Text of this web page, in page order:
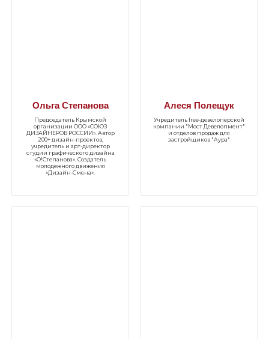
Ольга Степанова
Председатель Крымской
организации ООО «СОЮЗ
ДИЗАЙНЕРОВ РОССИИ». Автор
200+ дизайн-проектов,
учредитель и арт-директор
студии графического дизайна
«О!Степанова». Создатель
молодежного движения
«Дизайн-Смена».
Алеся Полещук
Учредитель free-девелоперской
компании "Мост Девелопмент"
и отделов продаж для
застройщиков "Аура"